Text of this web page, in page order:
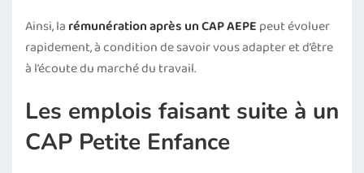
Ainsi, la rémunération après un CAP AEPE peut évoluer
rapidement, à condition de savoir vous adapter et d’être
à l’écoute du marché du travail.
Les emplois faisant suite à un
CAP Petite Enfance